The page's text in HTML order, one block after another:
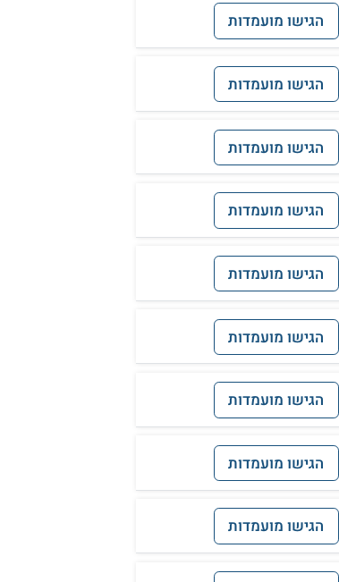
הגישו מועמדות
הגישו מועמדות
הגישו מועמדות
הגישו מועמדות
הגישו מועמדות
הגישו מועמדות
הגישו מועמדות
הגישו מועמדות
הגישו מועמדות